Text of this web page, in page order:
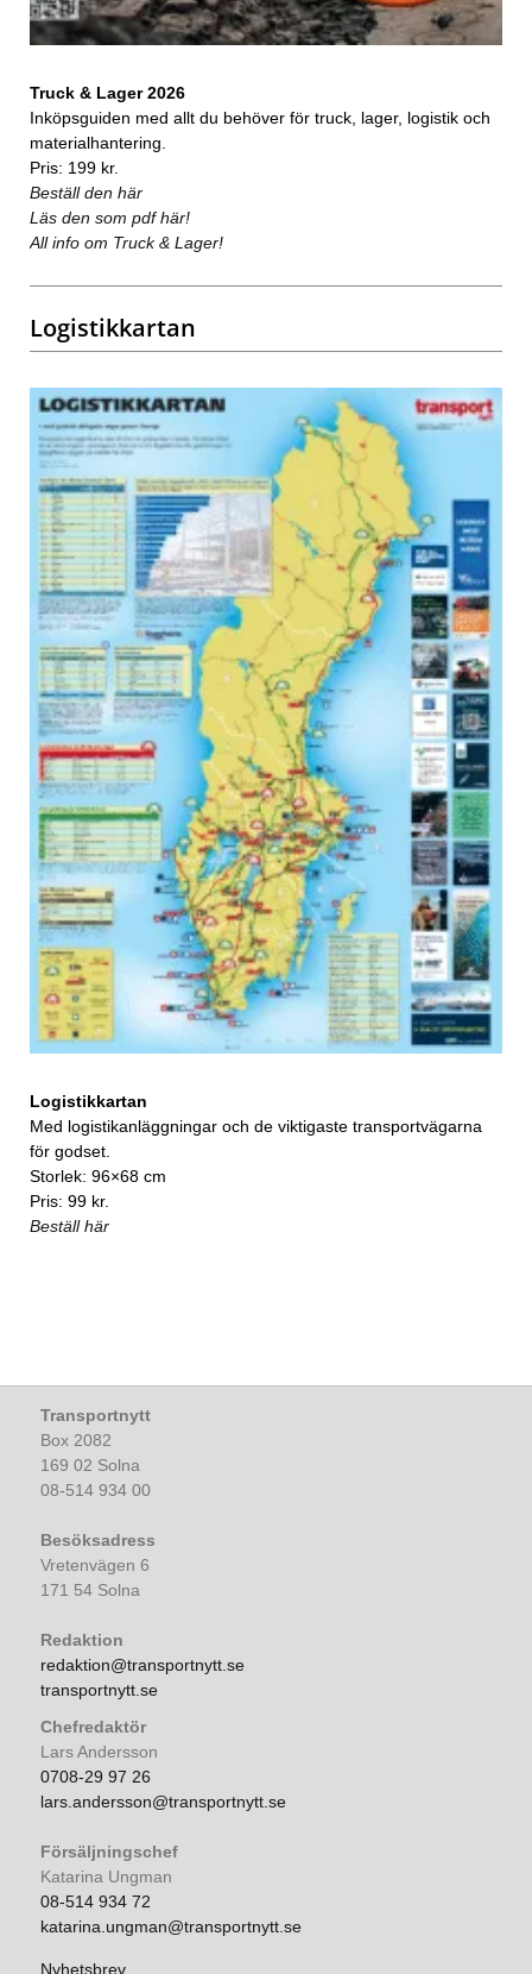
Truck & Lager 2026
Inköpsguiden med allt du behöver för truck, lager, logistik och
materialhantering.
Pris: 199 kr.
Beställ den här
Läs den som pdf här!
All info om Truck & Lager!
Logistikkartan
Logistikkartan
Med logistikanläggningar och de viktigaste transportvägarna
för godset.
Storlek: 96×68 cm
Pris: 99 kr.
Beställ här
Transportnytt
Box 2082
169 02 Solna
08-514 934 00
Besöksadress
Vretenvägen 6
171 54 Solna
Redaktion
redaktion@transportnytt.se
transportnytt.se
Chefredaktör
Lars Andersson
0708-29 97 26
lars.andersson@transportnytt.se
Försäljningschef
Katarina Ungman
08-514 934 72
katarina.ungman@transportnytt.se
Nyhetsbrev